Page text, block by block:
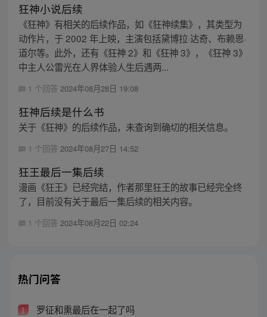
狂神小说后续
《狂神》有相关的后续作品，如《狂神续集》，其类型为
动作片，于 2002 年上映，主演包括黛博拉·达奇、布赖恩·
道尔等。此外，还有《狂神 2》和《狂神 3》，《狂神 3》
中主人公雷光在人界体验人生后遇两...
1 个回答 2024年08月28日 19:08
狂神后续是什么书
关于《狂神》的后续作品，未查询到确切的相关信息。
1 个回答 2024年08月27日 14:52
狂王最后一集后续
漫画《狂王》已经完结，作者那里狂王的故事已经完全终
了，目前没有关于最后一集后续的相关内容。
1 个回答 2024年08月22日 02:24
热门问答
1 罗征和熏最后在一起了吗